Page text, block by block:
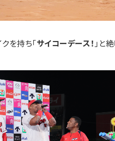
を持ち「サイコーデース！ 」と